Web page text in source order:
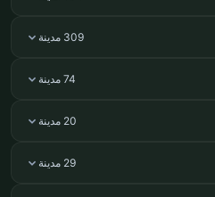
309 مدينة
74 مدينة
20 مدينة
29 مدينة